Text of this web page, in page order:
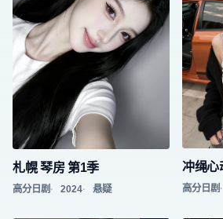
札幌 琴房 第1季
高分日剧 2024 悬疑
冲绳心
高分日剧